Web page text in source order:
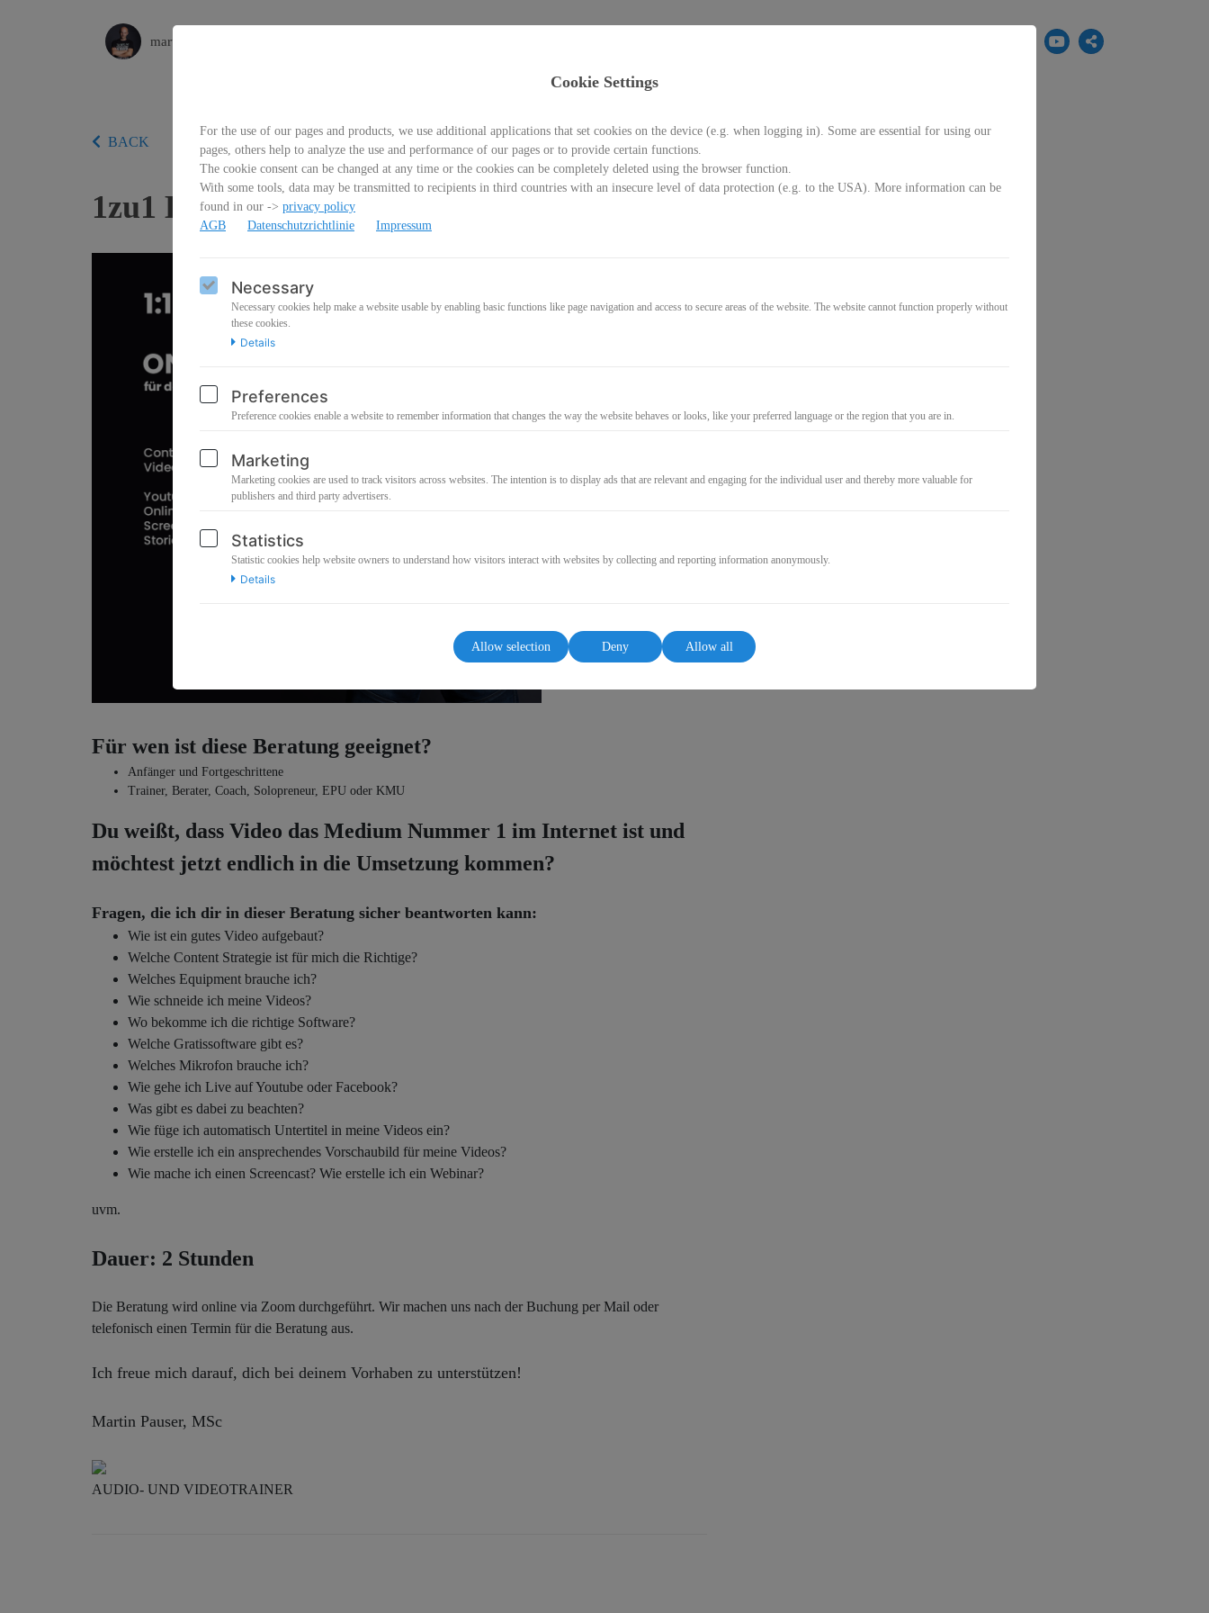
martinpauser
BACK
1zu1 Beratung Online Video
275,00€
Für wen ist diese Beratung geeignet?
Anfänger und Fortgeschrittene
Trainer, Berater, Coach, Solopreneur, EPU oder KMU
Du weißt, dass Video das Medium Nummer 1 im Internet ist und
möchtest jetzt endlich in die Umsetzung kommen?
Fragen, die ich dir in dieser Beratung sicher beantworten kann:
Wie ist ein gutes Video aufgebaut?
Welche Content Strategie ist für mich die Richtige?
Welches Equipment brauche ich?
Wie schneide ich meine Videos?
Wo bekomme ich die richtige Software?
Welche Gratissoftware gibt es?
Welches Mikrofon brauche ich?
Wie gehe ich Live auf Youtube oder Facebook?
Was gibt es dabei zu beachten?
Wie füge ich automatisch Untertitel in meine Videos ein?
Wie erstelle ich ein ansprechendes Vorschaubild für meine Videos?
Wie mache ich einen Screencast? Wie erstelle ich ein Webinar?
uvm.
Dauer: 2 Stunden
Die Beratung wird online via Zoom durchgeführt. Wir machen uns nach der Buchung per Mail oder
telefonisch einen Termin für die Beratung aus.
Ich freue mich darauf, dich bei deinem Vorhaben zu unterstützen!
Martin Pauser, MSc
AUDIO- UND VIDEOTRAINER
Cookie Settings
For the use of our pages and products, we use additional applications that set cookies on the device (e.g. when logging in). Some are essential for using our
pages, others help to analyze the use and performance of our pages or to provide certain functions.
The cookie consent can be changed at any time or the cookies can be completely deleted using the browser function.
With some tools, data may be transmitted to recipients in third countries with an insecure level of data protection (e.g. to the USA). More information can be
found in our -> privacy policy
AGB
Datenschutzrichtlinie Impressum
Necessary
Necessary cookies help make a website usable by enabling basic functions like page navigation and access to secure areas of the website. The website cannot function properly without
these cookies.
Details
Preferences
Preference cookies enable a website to remember information that changes the way the website behaves or looks, like your preferred language or the region that you are in.
Marketing
Marketing cookies are used to track visitors across websites. The intention is to display ads that are relevant and engaging for the individual user and thereby more valuable for
publishers and third party advertisers.
Statistics
Statistic cookies help website owners to understand how visitors interact with websites by collecting and reporting information anonymously.
Details
Allow selection Deny Allow all